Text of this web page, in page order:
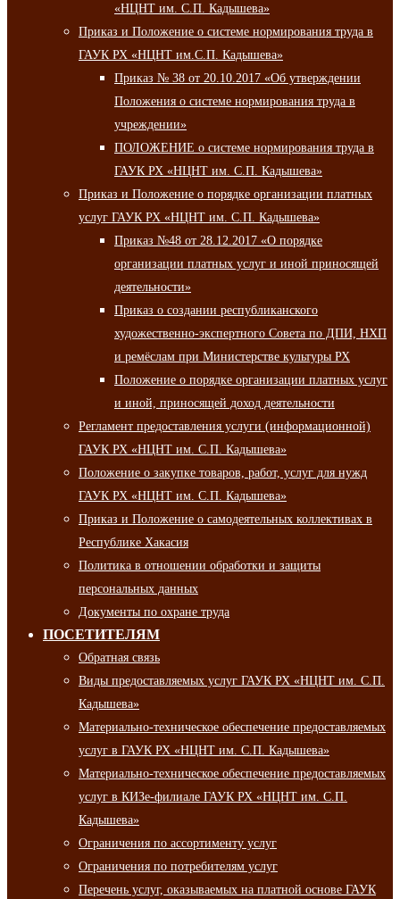
«НЦНТ им. С.П. Кадышева»
Приказ и Положение о системе нормирования труда в
ГАУК РХ «НЦНТ им.С.П. Кадышева»
Приказ № 38 от 20.10.2017 «Об утверждении
Положения о системе нормирования труда в
учреждении»
ПОЛОЖЕНИЕ о системе нормирования труда в
ГАУК РХ «НЦНТ им. С.П. Кадышева»
Приказ и Положение о порядке организации платных
услуг ГАУК РХ «НЦНТ им. С.П. Кадышева»
Приказ №48 от 28.12.2017 «О порядке
организации платных услуг и иной приносящей
деятельности»
Приказ о создании республиканского
художественно-экспертного Совета по ДПИ, НХП
и ремёслам при Министерстве культуры РХ
Положение о порядке организации платных услуг
и иной, приносящей доход деятельности
Регламент предоставления услуги (информационной)
ГАУК РХ «НЦНТ им. С.П. Кадышева»
Положение о закупке товаров, работ, услуг для нужд
ГАУК РХ «НЦНТ им. С.П. Кадышева»
Приказ и Положение о самодеятельных коллективах в
Республике Хакасия
Политика в отношении обработки и защиты
персональных данных
Документы по охране труда
ПОСЕТИТЕЛЯМ
Обратная связь
Виды предоставляемых услуг ГАУК РХ «НЦНТ им. С.П.
Кадышева»
Материально-техническое обеспечение предоставляемых
услуг в ГАУК РХ «НЦНТ им. С.П. Кадышева»
Материально-техническое обеспечение предоставляемых
услуг в КИЗе-филиале ГАУК РХ «НЦНТ им. С.П.
Кадышева»
Ограничения по ассортименту услуг
Ограничения по потребителям услуг
Перечень услуг, оказываемых на платной основе ГАУК